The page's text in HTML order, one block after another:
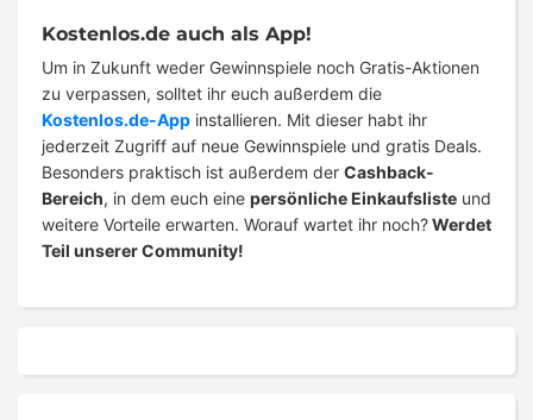
Kostenlos.de auch als App!
Um in Zukunft weder Gewinnspiele noch Gratis-Aktionen
zu verpassen, solltet ihr euch außerdem die
Kostenlos.de-App installieren. Mit dieser habt ihr
jederzeit Zugriff auf neue Gewinnspiele und gratis Deals.
Besonders praktisch ist außerdem der Cashback-
Bereich, in dem euch eine persönliche Einkaufsliste und
weitere Vorteile erwarten. Worauf wartet ihr noch?Werdet
Teil unserer Community!